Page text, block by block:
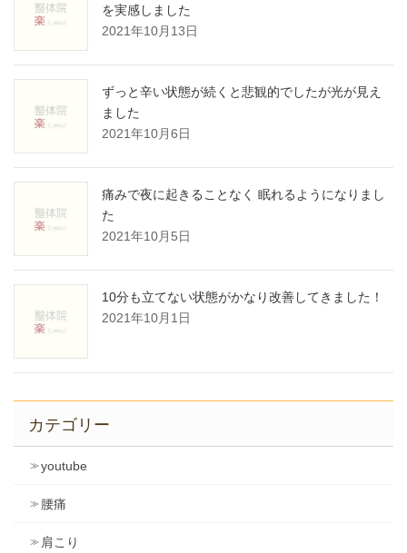
を実感しました
2021年10月13日
ずっと辛い状態が続くと悲観的でしたが光が見え
ました
2021年10月6日
痛みで夜に起きることなく 眠れるようになりまし
た
2021年10月5日
10分も立てない状態がかなり改善してきました！
2021年10月1日
カテゴリー
youtube
腰痛
肩こり